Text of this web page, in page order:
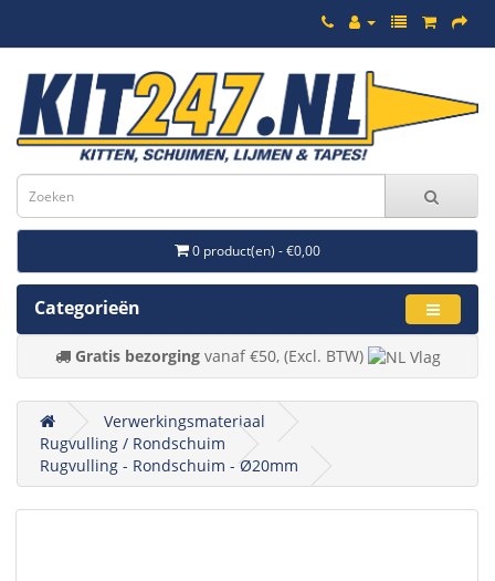
0 product(en) - €0,00
Categorieën
Gratis bezorgingvanaf €50, (Excl. BTW)
Verwerkingsmateriaal
Rugvulling / Rondschuim
Rugvulling - Rondschuim - Ø20mm